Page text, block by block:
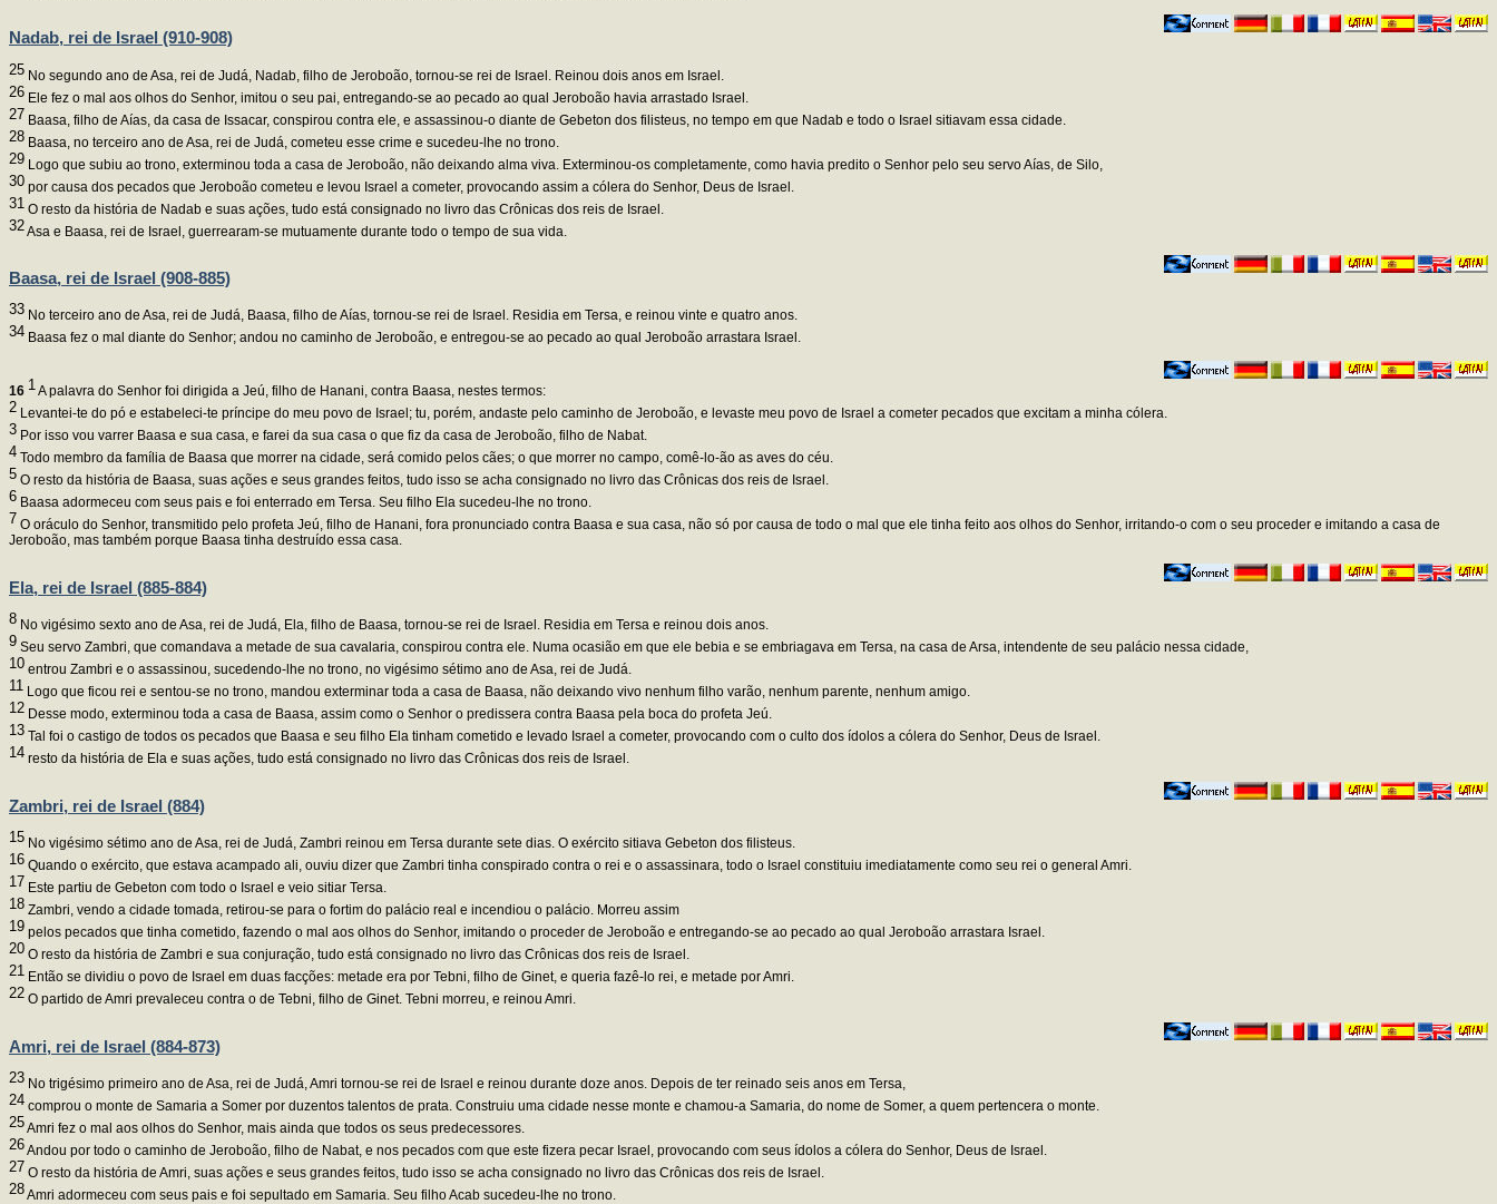
Nadab, rei de Israel (910-908)
25 No segundo ano de Asa, rei de Judá, Nadab, filho de Jeroboão, tornou-se rei de Israel. Reinou dois anos em Israel.
26 Ele fez o mal aos olhos do Senhor, imitou o seu pai, entregando-se ao pecado ao qual Jeroboão havia arrastado Israel.
27 Baasa, filho de Aías, da casa de Issacar, conspirou contra ele, e assassinou-o diante de Gebeton dos filisteus, no tempo em que Nadab e todo o Israel sitiavam essa cidade.
28 Baasa, no terceiro ano de Asa, rei de Judá, cometeu esse crime e sucedeu-lhe no trono.
29 Logo que subiu ao trono, exterminou toda a casa de Jeroboão, não deixando alma viva. Exterminou-os completamente, como havia predito o Senhor pelo seu servo Aías, de Silo,
30 por causa dos pecados que Jeroboão cometeu e levou Israel a cometer, provocando assim a cólera do Senhor, Deus de Israel.
31 O resto da história de Nadab e suas ações, tudo está consignado no livro das Crônicas dos reis de Israel.
32Asa e Baasa, rei de Israel, guerrearam-se mutuamente durante todo o tempo de sua vida.
Baasa, rei de Israel (908-885)
33 No terceiro ano de Asa, rei de Judá, Baasa, filho de Aías, tornou-se rei de Israel. Residia em Tersa, e reinou vinte e quatro anos.
34 Baasa fez o mal diante do Senhor; andou no caminho de Jeroboão, e entregou-se ao pecado ao qual Jeroboão arrastara Israel.
16 1A palavra do Senhor foi dirigida a Jeú, filho de Hanani, contra Baasa, nestes termos:
2 Levantei-te do pó e estabeleci-te príncipe do meu povo de Israel; tu, porém, andaste pelo caminho de Jeroboão, e levaste meu povo de Israel a cometer pecados que excitam a minha cólera.
3 Por isso vou varrer Baasa e sua casa, e farei da sua casa o que fiz da casa de Jeroboão, filho de Nabat.
4 Todo membro da família de Baasa que morrer na cidade, será comido pelos cães; o que morrer no campo, comê-lo-ão as aves do céu.
5 O resto da história de Baasa, suas ações e seus grandes feitos, tudo isso se acha consignado no livro das Crônicas dos reis de Israel.
6 Baasa adormeceu com seus pais e foi enterrado em Tersa. Seu filho Ela sucedeu-lhe no trono.
7 O oráculo do Senhor, transmitido pelo profeta Jeú, filho de Hanani, fora pronunciado contra Baasa e sua casa, não só por causa de todo o mal que ele tinha feito aos olhos do Senhor, irritando-o com o seu proceder e imitando a casa de
Jeroboão, mas também porque Baasa tinha destruído essa casa.
Ela, rei de Israel (885-884)
8 No vigésimo sexto ano de Asa, rei de Judá, Ela, filho de Baasa, tornou-se rei de Israel. Residia em Tersa e reinou dois anos.
9 Seu servo Zambri, que comandava a metade de sua cavalaria, conspirou contra ele. Numa ocasião em que ele bebia e se embriagava em Tersa, na casa de Arsa, intendente de seu palácio nessa cidade,
10 entrou Zambri e o assassinou, sucedendo-lhe no trono, no vigésimo sétimo ano de Asa, rei de Judá.
11 Logo que ficou rei e sentou-se no trono, mandou exterminar toda a casa de Baasa, não deixando vivo nenhum filho varão, nenhum parente, nenhum amigo.
12 Desse modo, exterminou toda a casa de Baasa, assim como o Senhor o predissera contra Baasa pela boca do profeta Jeú.
13 Tal foi o castigo de todos os pecados que Baasa e seu filho Ela tinham cometido e levado Israel a cometer, provocando com o culto dos ídolos a cólera do Senhor, Deus de Israel.
14 resto da história de Ela e suas ações, tudo está consignado no livro das Crônicas dos reis de Israel.
Zambri, rei de Israel (884)
15 No vigésimo sétimo ano de Asa, rei de Judá, Zambri reinou em Tersa durante sete dias. O exército sitiava Gebeton dos filisteus.
16 Quando o exército, que estava acampado ali, ouviu dizer que Zambri tinha conspirado contra o rei e o assassinara, todo o Israel constituiu imediatamente como seu rei o general Amri.
17 Este partiu de Gebeton com todo o Israel e veio sitiar Tersa.
18 Zambri, vendo a cidade tomada, retirou-se para o fortim do palácio real e incendiou o palácio. Morreu assim
19 pelos pecados que tinha cometido, fazendo o mal aos olhos do Senhor, imitando o proceder de Jeroboão e entregando-se ao pecado ao qual Jeroboão arrastara Israel.
20 O resto da história de Zambri e sua conjuração, tudo está consignado no livro das Crônicas dos reis de Israel.
21 Então se dividiu o povo de Israel em duas facções: metade era por Tebni, filho de Ginet, e queria fazê-lo rei, e metade por Amri.
22 O partido de Amri prevaleceu contra o de Tebni, filho de Ginet. Tebni morreu, e reinou Amri.
Amri, rei de Israel (884-873)
23 No trigésimo primeiro ano de Asa, rei de Judá, Amri tornou-se rei de Israel e reinou durante doze anos. Depois de ter reinado seis anos em Tersa,
24 comprou o monte de Samaria a Somer por duzentos talentos de prata. Construiu uma cidade nesse monte e chamou-a Samaria, do nome de Somer, a quem pertencera o monte.
25Amri fez o mal aos olhos do Senhor, mais ainda que todos os seus predecessores.
26Andou por todo o caminho de Jeroboão, filho de Nabat, e nos pecados com que este fizera pecar Israel, provocando com seus ídolos a cólera do Senhor, Deus de Israel.
27 O resto da história de Amri, suas ações e seus grandes feitos, tudo isso se acha consignado no livro das Crônicas dos reis de Israel.
28Amri adormeceu com seus pais e foi sepultado em Samaria. Seu filho Acab sucedeu-lhe no trono.